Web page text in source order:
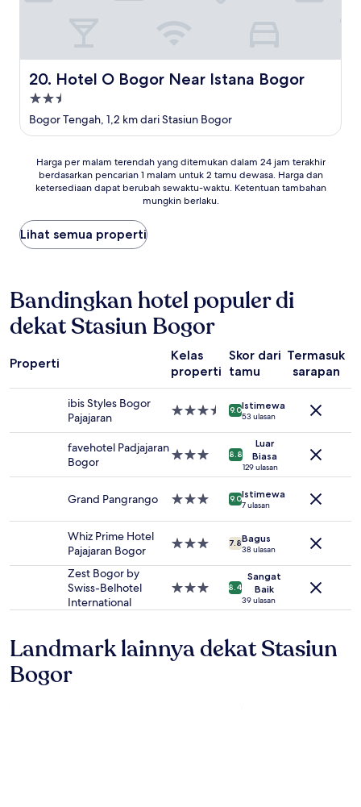
20. Hotel O Bogor Near Istana Bogor
Hotel O Bogor Near Istana Bogor
Properti
bintang
2.5
Bogor Tengah, 1,2 km dari Stasiun Bogor
Harga
malam
yang
ditemukan
dalam
terakhir
berdasarkan
pencarian
1
untuk
dan
ketersediaan
berubah
Ketentuan
tambahan
berlaku.
Harga per malam terendah yang ditemukan dalam 24 jam terakhir
berdasarkan pencarian 1 malam untuk 2 tamu dewasa. Harga dan
ketersediaan dapat berubah sewaktu-waktu. Ketentuan tambahan
mungkin berlaku.
Lihat semua properti
Bandingkan hotel populer di
dekat Stasiun Bogor
Properti
Kelas
properti
Skor dari
tamu
Termasuk
sarapan
ibis Styles Bogor
Pajajaran
Properti
9.0Istimewa
53 ulasan
favehotel Padjajaran
Bogor
Properti
8.8
Luar
Biasa
129 ulasan
Grand Pangrango
Properti
9.0Istimewa
7 ulasan
Whiz Prime Hotel
Pajajaran Bogor
Properti
7.8Bagus
38 ulasan
Zest Bogor by
Swiss-Belhotel
International
Properti
8.4
Sangat
Baik
39 ulasan
Landmark lainnya dekat Stasiun
Bogor